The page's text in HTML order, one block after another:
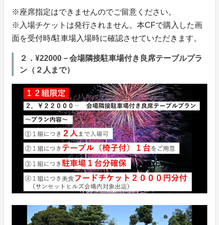
※座席指定はできませんのでご留意ください。
※入場チケットは発行されません。本CFで購入した画
面を受付時/駐車場入場時に確認させていただきます。
２．¥22000－会場隣接駐車場付き良席テーブルプラ
ン（２人まで）